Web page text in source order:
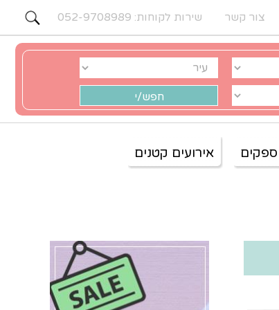
צור קשר שירות לקוחות: 052-9708989
ספקים אירועים קטנים